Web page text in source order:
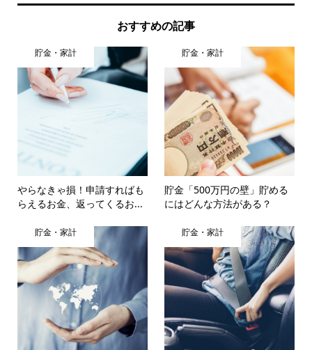
おすすめの記事
貯金・家計
やらなきゃ損！申請すればも
らえるお金、返ってくるお...
貯金・家計
貯金「500万円の壁」貯める
にはどんな方法がある？
貯金・家計 貯金・家計